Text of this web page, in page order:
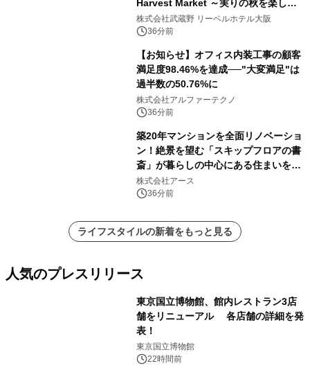
Harvest Market ～実りの秋を楽しむ
ディナー&スイーツビュッフェ～』を9
月18日より開催！
株式会社武蔵野 リーベルホテル大阪
36分前
【お知らせ】オフィス内装工事の顧客
満足度98.46%を達成──"大変満足"は
過半数の50.76%に
株式会社アルファーテクノ
36分前
築20年マンションを全面リノベーショ
ン！絶景を望む「スキップフロアの書
斎」が暮らしの中心にある住まいを公
開
株式会社アース
36分前
ライフスタイルの新着をもっと見る
人気のプレスリリース
東京国立博物館、館内レストラン3店
舗をリニューアル 各店舗の詳細を発
表！
東京国立博物館
22時間前